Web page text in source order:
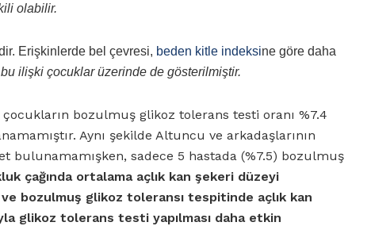
olabilir.
Erişkinlerde bel çevresi, beden kitle indeksine göre daha
ilişki çocuklar üzerinde de gösterilmiştir.
bozulmuş glikoz tolerans testi oranı %7.4
Aynı şekilde Altuncu ve arkadaşlarının
bulunamamışken, sadece 5 hastada (%7.5) bozulmuş
çağında ortalama açlık kan şekeri düzeyi
bozulmuş glikoz toleransı tespitinde açlık kan
glikoz tolerans testi yapılması daha etkin